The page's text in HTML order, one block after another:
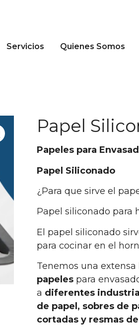
Servicios Quienes Somos
Papel
Papeles para
Papel Siliconado
¿Para que sirve el
Papel siliconado para
El papel siliconado
para cocinar en el
Tenemos una extensa
papeles para
a diferentes
de papel, sobres de
cortadas y resmas